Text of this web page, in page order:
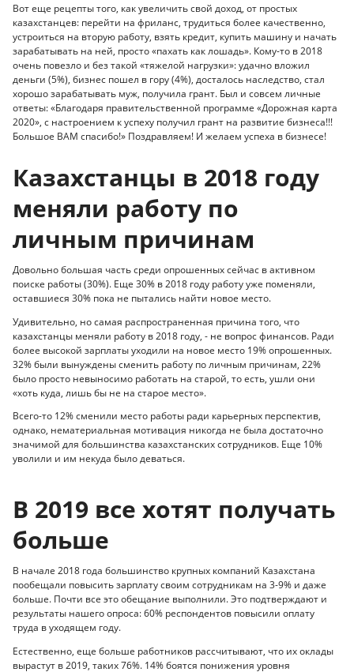
Вот еще рецепты того, как увеличить свой доход, от простых
казахстанцев: перейти на фриланс, трудиться более качественно,
устроиться на вторую работу, взять кредит, купить машину и начать
зарабатывать на ней, просто «пахать как лошадь». Кому-то в 2018
очень повезло и без такой «тяжелой нагрузки»: удачно вложил
деньги (5%), бизнес пошел в гору (4%), досталось наследство, стал
хорошо зарабатывать муж, получила грант. Был и совсем личные
ответы: «Благодаря правительственной программе «Дорожная карта
2020», с настроением к успеху получил грант на развитие бизнеса!!!
Большое ВАМ спасибо!» Поздравляем! И желаем успеха в бизнесе!
Казахстанцы в 2018 году
меняли работу по
личным причинам
Довольно большая часть среди опрошенных сейчас в активном
поиске работы (30%). Еще 30% в 2018 году работу уже поменяли,
оставшиеся 30% пока не пытались найти новое место.
Удивительно, но самая распространенная причина того, что
казахстанцы меняли работу в 2018 году, - не вопрос финансов. Ради
более высокой зарплаты уходили на новое место 19% опрошенных.
32% были вынуждены сменить работу по личным причинам, 22%
было просто невыносимо работать на старой, то есть, ушли они
«хоть куда, лишь бы не на старое место».
Всего-то 12% сменили место работы ради карьерных перспектив,
однако, нематериальная мотивация никогда не была достаточно
значимой для большинства казахстанских сотрудников. Еще 10%
уволили и им некуда было деваться.
В 2019 все хотят получать
больше
В начале 2018 года большинство крупных компаний Казахстана
пообещали повысить зарплату своим сотрудникам на 3-9% и даже
больше. Почти все это обещание выполнили. Это подтверждают и
результаты нашего опроса: 60% респондентов повысили оплату
труда в уходящем году.
Естественно, еще больше работников рассчитывают, что их оклады
вырастут в 2019, таких 76%. 14% боятся понижения уровня